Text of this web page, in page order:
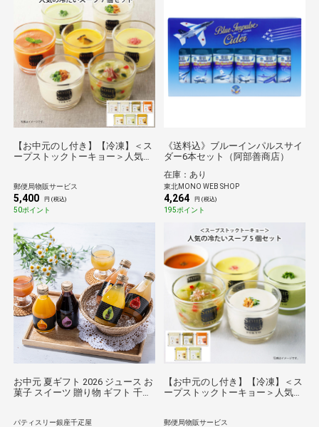
【お中元のし付き】【冷凍】＜ス
ープストックトーキョー＞人気の
郵便局物販サービス
5,400 円 (税込)
50ポイント
《送料込》ブルーインパルスサイ
ダー6本セット（阿部善商店）
在庫：あり
東北MONO WEB SHOP
4,264 円 (税込)
195ポイント
お中元 夏ギフト 2026 ジュース お
菓子 スイーツ 贈り物 ギフト 千疋
パティスリー銀座千疋屋
【お中元のし付き】【冷凍】＜ス
ープストックトーキョー＞人気の
郵便局物販サービス